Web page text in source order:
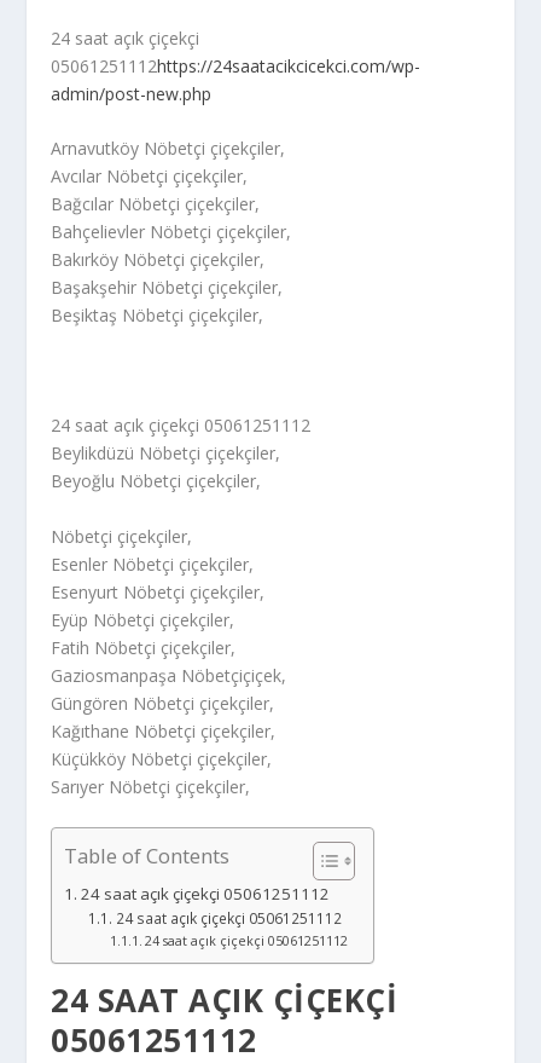
24 saat açık çiçekçi
05061251112https://24saatacikcicekci.com/wp-
admin/post-new.php
Arnavutköy Nöbetçi çiçekçiler,
Avcılar Nöbetçi çiçekçiler,
Bağcılar Nöbetçi çiçekçiler,
Bahçelievler Nöbetçi çiçekçiler,
Bakırköy Nöbetçi çiçekçiler,
Başakşehir Nöbetçi çiçekçiler,
Beşiktaş Nöbetçi çiçekçiler,
24 saat açık çiçekçi 05061251112
Beylikdüzü Nöbetçi çiçekçiler,
Beyoğlu Nöbetçi çiçekçiler,
Nöbetçi çiçekçiler,
Esenler Nöbetçi çiçekçiler,
Esenyurt Nöbetçi çiçekçiler,
Eyüp Nöbetçi çiçekçiler,
Fatih Nöbetçi çiçekçiler,
Gaziosmanpaşa Nöbetçiçiçek,
Güngören Nöbetçi çiçekçiler,
Kağıthane Nöbetçi çiçekçiler,
Küçükköy Nöbetçi çiçekçiler,
Sarıyer Nöbetçi çiçekçiler,
Table of Contents
24 saat açık çiçekçi 05061251112
24 saat açık çiçekçi 05061251112
24 saat açık çiçekçi 05061251112
24 SAAT AÇIK ÇIÇEKÇI
05061251112